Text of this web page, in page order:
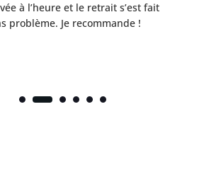
à l’heure et le retrait s’est fait
problème. Je recommande !